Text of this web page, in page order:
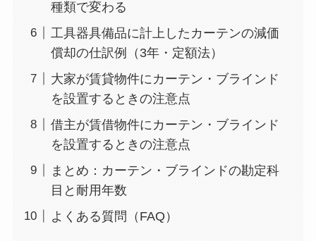
種類で変わる
工具器具備品に計上したカーテンの減価
償却の仕訳例（3年・定額法）
大家が賃貸物件にカーテン・ブラインド
を設置するときの注意点
借主が賃借物件にカーテン・ブラインド
を設置するときの注意点
まとめ：カーテン・ブラインドの勘定科
目と耐用年数
よくある質問（FAQ）